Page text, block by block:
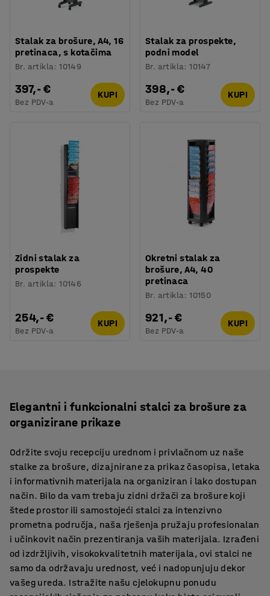
Stalak za brošure, A4, 16
pretinaca, s kotačima
Br. artikla:10149
397,- €
Bez PDV-a
KUPI
Stalak za prospekte,
podni model
Br. artikla:10147
398,- €
Bez PDV-a
KUPI
Zidni stalak za
prospekte
Br. artikla:10146
254,- €
Bez PDV-a
KUPI
Okretni stalak za
brošure, A4, 40
pretinaca
Br. artikla:10150
921,- €
Bez PDV-a
KUPI
Elegantni i funkcionalni stalci za brošure za
organizirane prikaze
Održite svoju recepciju urednom i privlačnom uz naše
stalke za brošure, dizajnirane za prikaz časopisa, letaka
i informativnih materijala na organiziran i lako dostupan
način. Bilo da vam trebaju zidni držači za brošure koji
štede prostor ili samostojeći stalci za intenzivno
prometna područja, naša rješenja pružaju profesionalan
i učinkovit način prezentiranja vaših materijala. Izrađeni
od izdržljivih, visokokvalitetnih materijala, ovi stalci ne
samo da održavaju urednost, već i nadopunjuju dekor
vašeg ureda. Istražite našu cjelokupnu ponudu